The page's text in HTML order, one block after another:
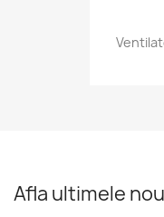
Afla ultimele